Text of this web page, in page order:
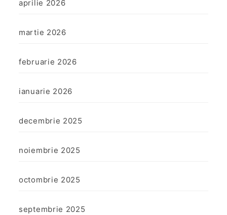
aprilie 2026
martie 2026
februarie 2026
ianuarie 2026
decembrie 2025
noiembrie 2025
octombrie 2025
septembrie 2025